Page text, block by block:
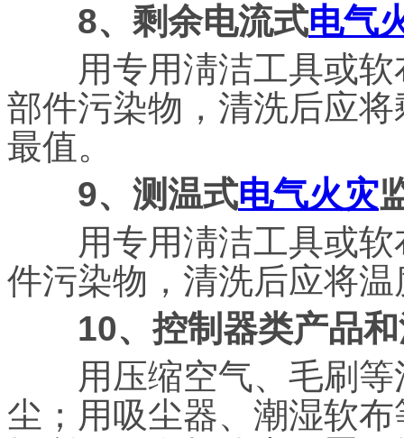
8、剩余电流式电气
用专用淸洁工具或软
部件污染物，清洗后应
最值。
9、测温式电气火灾
用专用淸洁工具或软
件污染物，清洗后应将
10、控制器类产品和
用压缩空气、毛刷等
尘；用吸尘器、潮湿软